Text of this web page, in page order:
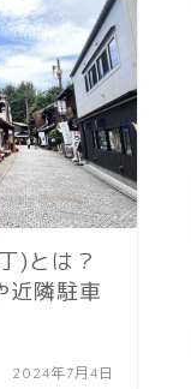
)とは？
近隣駐車
2024年7月4日